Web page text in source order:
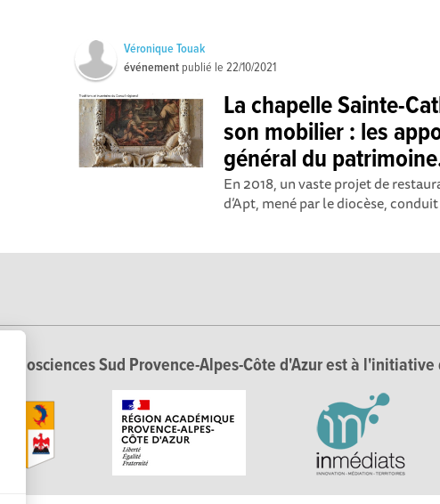
Véronique Touak
événement publié le22/10/2021
La chapelle Sainte-
son mobilier : les
général du
En 2018, un vaste projet de
d’Apt, mené par le diocèse,
Echosciences Sud Provence-Alpes-Côte d'Azur est à l'initiative